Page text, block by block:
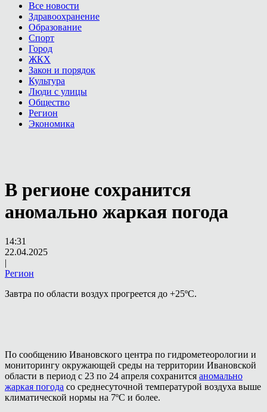
Все новости
Здравоохранение
Образование
Спорт
Город
ЖКХ
Закон и порядок
Культура
Люди с улицы
Общество
Регион
Экономика
В регионе сохранится
аномально жаркая погода
14:31
22.04.2025
|
Регион
Завтра по области воздух прогреется до +25ºС.
По сообщению Ивановского центра по гидрометеорологии и
мониторингу окружающей среды на территории Ивановской
области в период с 23 по 24 апреля сохранится аномально
жаркая погода со среднесуточной температурой воздуха выше
климатической нормы на 7ºС и более.